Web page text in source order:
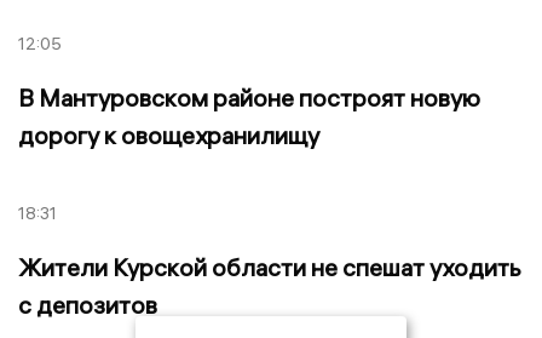
12:05
В Мантуровском районе построят новую
дорогу к овощехранилищу
18:31
Жители Курской области не спешат уходить
с депозитов